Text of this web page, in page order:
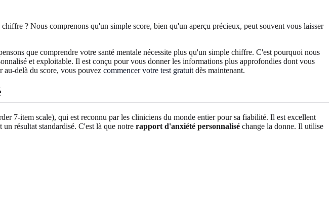
? Nous comprenons qu'un simple score, bien qu'un aperçu précieux, peut souvent vous laisser
que comprendre votre santé mentale nécessite plus qu'un simple chiffre. C'est pourquoi nous
et exploitable. Il est conçu pour vous donner les informations plus approfondies dont vous
au-delà du score, vous pouvez commencer votre test gratuit dès maintenant.
7-item scale), qui est reconnu par les cliniciens du monde entier pour sa fiabilité. Il est excellent
résultat standardisé. C'est là que notre rapport d'anxiété personnalisé change la donne. Il utilise